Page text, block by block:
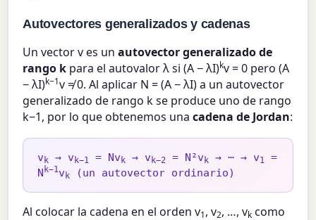
Autovectores generalizados y cadenas
Un vector v es unautovector generalizado de
rango k para el autovalor λ si (A − λI)kv = 0 pero (A
− λI)k−1v ≠ 0. Al aplicar N = (A − λI) a un autovector
generalizado de rango k se produce uno de rango
k−1, por lo que obtenemos unacadena de Jordan:
vk → vk−1 = Nvk → vk−2 = N²vk → ⋯ → v1
=
N k−1 vk (un autovector ordinario)
Al colocar la cadena en el orden v1, v2, …, vk como